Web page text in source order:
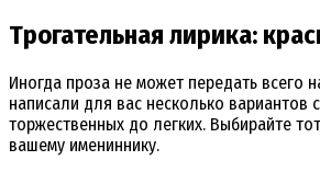
Трогательная лирика:
Иногда проза не может передать всего
написали для вас несколько вариантов
торжественных до легких. Выбирайте
вашему имениннику.